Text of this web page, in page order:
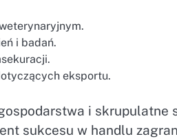
i badań.
eksportu.
i skrupulatne
sukcesu w handlu